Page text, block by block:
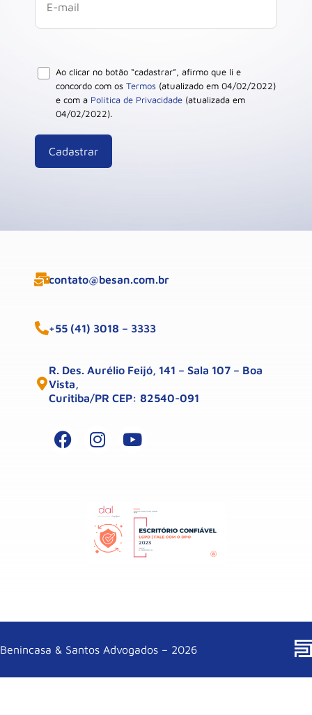
Ao clicar no botão “cadastrar”, afirmo que li e
concordo com os Termos (atualizado em 04/02/2022)
e com a Política de Privacidade (atualizada em
04/02/2022).
contato@besan.com.br
+55 (41) 3018 – 3333
R. Des. Aurélio Feijó, 141 – Sala 107 – Boa
Vista,
Curitiba/PR CEP: 82540-091
Benincasa & Santos Advogados – 2026